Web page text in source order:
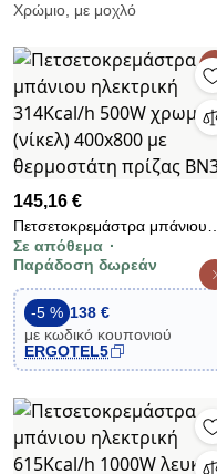
επιτοίχιου με κεφαλή ντους και
Χρώμιο, με μοχλό
145,16 €
Πετσετοκρεμάστρα μπάνιου
ηλεκτρική 314Kcal/h 500W
χρωμέ (νίκελ) 400x800 με
θερμοστάτη πρίζας BN30
Σε απόθεμα
Παράδοση δωρεάν
-5 % 138 €
με κωδικό κουπονιού
ERGOTEL5